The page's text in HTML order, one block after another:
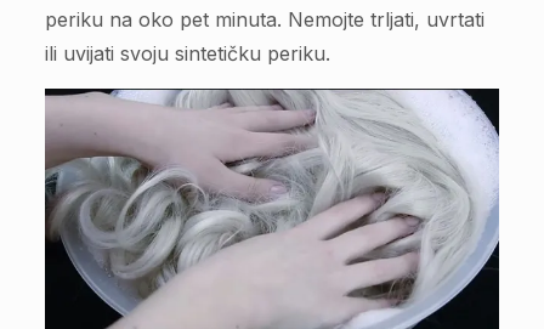
periku na oko pet minuta. Nemojte trljati, uvrtati
ili uvijati svoju sintetičku periku.